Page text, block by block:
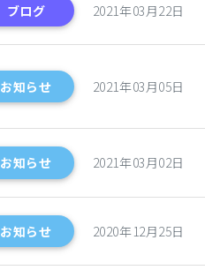
ブログ 2021年03月22日
お知らせ 2021年03月05日
お知らせ 2021年03月02日
お知らせ 2020年12月25日